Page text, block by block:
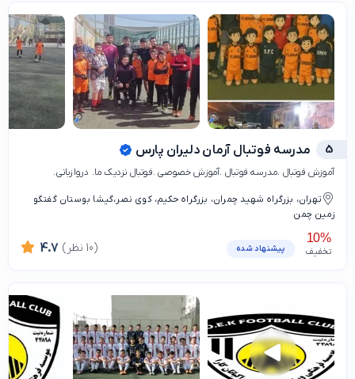
5 مدرسه فوتبال آرمان دلیران پارس
آموزش فوتبال .مدرسه فوتبال .آموزش خصوصی .فوتبال نزدیک ما. دروازبانی.
تهران، بزرگراه شهید چمران، بزرگراه حکیم، کوی نصر،گیشا بوستان گفتگو
زمین چمن
10%
تخفیف پیشنهاد شده 4.7 (10 نظر)